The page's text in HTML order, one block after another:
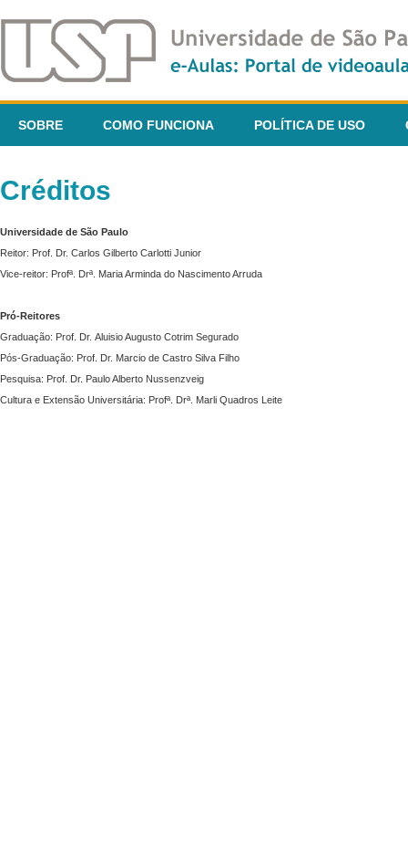
SOBRE COMO FUNCIONA POLÍTICA DE USO
Créditos
Universidade de São Paulo
Reitor: Prof. Dr. Carlos Gilberto Carlotti Junior
Vice-reitor: Profª. Drª. Maria Arminda do Nascimento Arruda
Pró-Reitores
Graduação: Prof. Dr. Aluisio Augusto Cotrim Segurado
Pós-Graduação: Prof. Dr. Marcio de Castro Silva Filho
Pesquisa: Prof. Dr. Paulo Alberto Nussenzveig
Cultura e Extensão Universitária: Profª. Drª. Marli Quadros Leite